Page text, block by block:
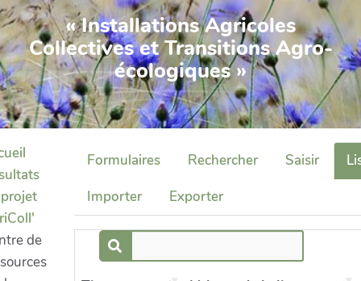
« Installations Agricoles
Collectives et Transitions Agro-
écologiques »
de
Formulaires Rechercher Saisir
Importer
Exporter